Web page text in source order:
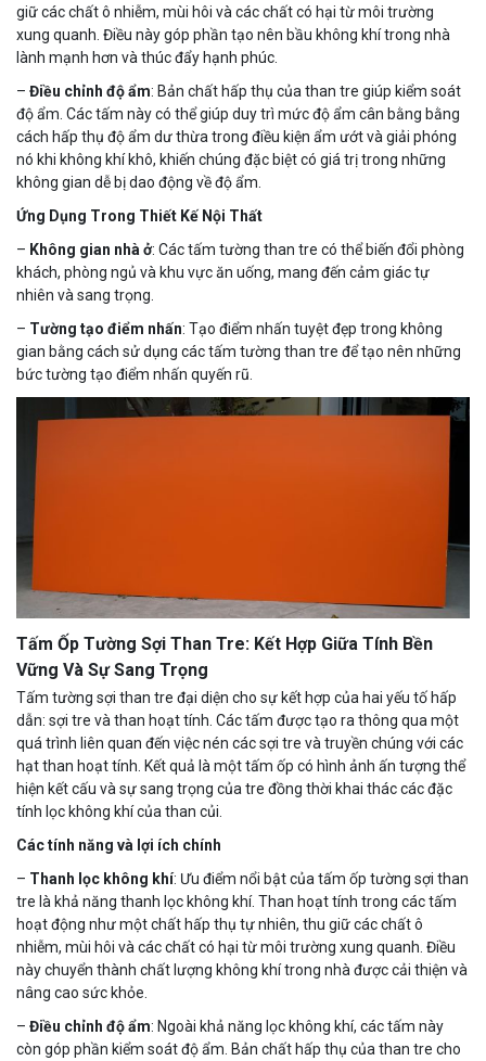
giữ các chất ô nhiễm, mùi hôi và các chất có hại từ môi trường
xung quanh. Điều này góp phần tạo nên bầu không khí trong nhà
lành mạnh hơn và thúc đẩy hạnh phúc.
– Điều chỉnh độ ẩm: Bản chất hấp thụ của than tre giúp kiểm soát
độ ẩm. Các tấm này có thể giúp duy trì mức độ ẩm cân bằng bằng
cách hấp thụ độ ẩm dư thừa trong điều kiện ẩm ướt và giải phóng
nó khi không khí khô, khiến chúng đặc biệt có giá trị trong những
không gian dễ bị dao động về độ ẩm.
Ứng Dụng Trong Thiết Kế Nội Thất
– Không gian nhà ở: Các tấm tường than tre có thể biến đổi phòng
khách, phòng ngủ và khu vực ăn uống, mang đến cảm giác tự
nhiên và sang trọng.
– Tường tạo điểm nhấn: Tạo điểm nhấn tuyệt đẹp trong không
gian bằng cách sử dụng các tấm tường than tre để tạo nên những
bức tường tạo điểm nhấn quyến rũ.
Tấm Ốp Tường Sợi Than Tre: Kết Hợp Giữa Tính Bền
Vững Và Sự Sang Trọng
Tấm tường sợi than tre đại diện cho sự kết hợp của hai yếu tố hấp
dẫn: sợi tre và than hoạt tính. Các tấm được tạo ra thông qua một
quá trình liên quan đến việc nén các sợi tre và truyền chúng với các
hạt than hoạt tính. Kết quả là một tấm ốp có hình ảnh ấn tượng thể
hiện kết cấu và sự sang trọng của tre đồng thời khai thác các đặc
tính lọc không khí của than củi.
Các tính năng và lợi ích chính
– Thanh lọc không khí: Ưu điểm nổi bật của tấm ốp tường sợi than
tre là khả năng thanh lọc không khí. Than hoạt tính trong các tấm
hoạt động như một chất hấp thụ tự nhiên, thu giữ các chất ô
nhiễm, mùi hôi và các chất có hại từ môi trường xung quanh. Điều
này chuyển thành chất lượng không khí trong nhà được cải thiện và
nâng cao sức khỏe.
– Điều chỉnh độ ẩm: Ngoài khả năng lọc không khí, các tấm này
còn góp phần kiểm soát độ ẩm. Bản chất hấp thụ của than tre cho